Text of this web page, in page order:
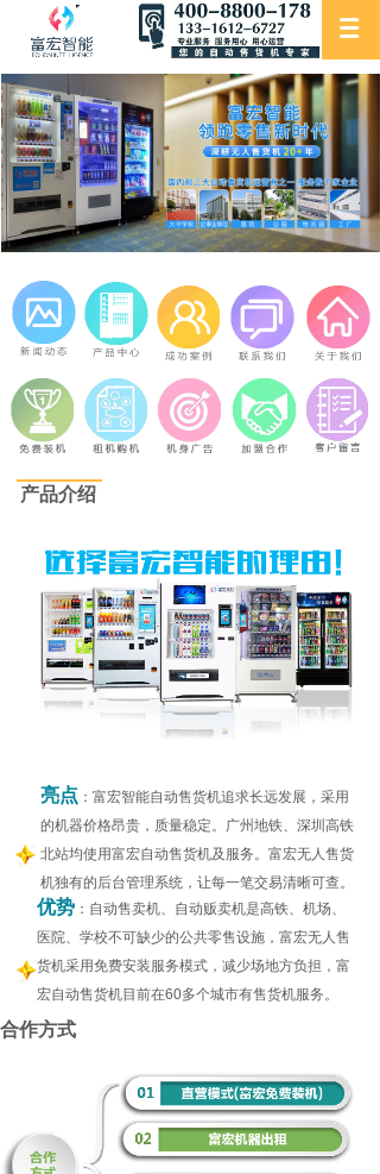
DW-1325 Co2
Product introduction
产品介绍
亮点 ：富宏智能自动售货机追求长远发展，采用
的机器价格昂贵，质量稳定。广州地铁、深圳高铁
北站均使用富宏自动售货机及服务。富宏无人售货
机独有的后台管理系统，让每一笔交易清晰可查。
优势 ：自动售卖机、自动贩卖机是高铁、机场、
医院、学校不可缺少的公共零售设施，富宏无人售
货机采用免费安装服务模式，减少场地方负担，富
宏自动售货机目前在60多个城市有售货机服务。
合作方式
Cooperation